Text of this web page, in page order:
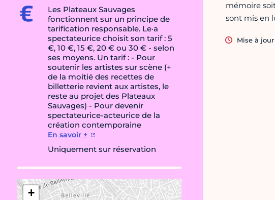
Les Plateaux Sauvages
fonctionnent sur un principe de
tarification responsable. Le·a
spectateurice choisit son tarif : 5
€, 10 €, 15 €, 20 € ou 30 € - selon
ses moyens. Un tarif : - Pour
soutenir les artistes sur scène (+
de la moitié des recettes de
billetterie revient aux artistes, le
reste au projet des Plateaux
Sauvages) - Pour devenir
spectateurice-acteurice de la
création contemporaine
En savoir +
Uniquement sur réservation
+
mémoire
sont mis en
Mise à